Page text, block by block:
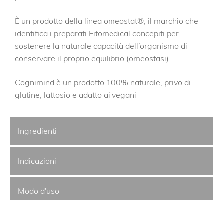
È un prodotto della linea omeostat®, il marchio che
identifica i preparati Fitomedical concepiti per
sostenere la naturale capacità dell’organismo di
conservare il proprio equilibrio (omeostasi).
Cognimind è un prodotto 100% naturale, privo di
glutine, lattosio e adatto ai vegani
Ingredienti
Indicazioni
Modo d'uso